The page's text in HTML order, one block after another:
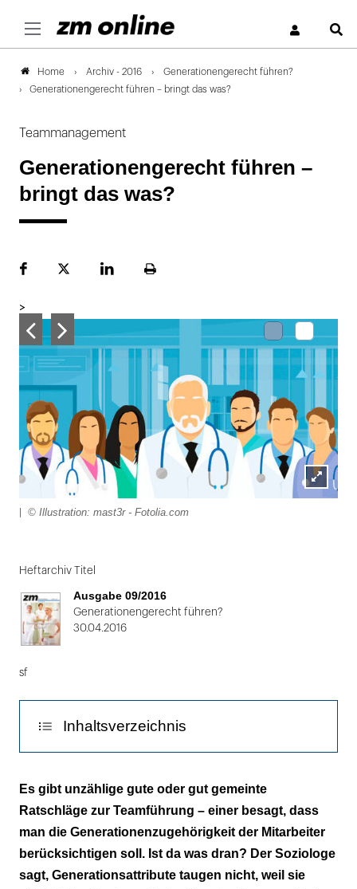
Home Archiv - 2016
Generationengerecht führen?
Generationengerecht führen – bringt das was?
Teammanagement
Generationengerecht führen –
bringt das was?
FacebookPlattformLinekdInSeite
>
Lightbox
© Illustration: mast3r - Fotolia.com
1
von
2:
Heftarchiv Titel
Ausgabe 09/2016
Generationengerecht führen?
30.04.2016
sf
Inhaltsverzeichnis
Contra - Generationsdiagnosen sind
Gedankenkonstrukte
Es gibt unzählige gute oder gut gemeinte
Ratschläge zur Teamführung – einer besagt, dass
man die Generationenzugehörigkeit der Mitarbeiter
berücksichtigen soll. Ist da was dran? Der Soziologe
sagt, Generationsattribute taugen nicht, weil sie